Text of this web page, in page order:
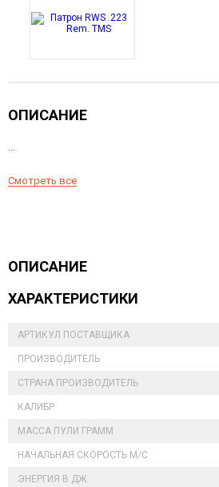
ОПИСАНИЕ
...
Смотреть все
ОПИСАНИЕ
ХАРАКТЕРИСТИКИ
АРТИКУЛ ПОСТАВЩИКА
ПРОИЗВОДИТЕЛЬ
СТРАНА ПРОИЗВОДИТЕЛЬ
КАЛИБР
МАССА ПУЛИ ГРАММ
НАЧАЛЬНАЯ СКОРОСТЬ М/С
ЭНЕРГИЯ В ДЖ